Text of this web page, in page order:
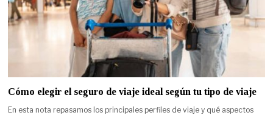
Cómo elegir el seguro de viaje ideal según tu tipo de viaje
En esta nota repasamos los principales perfiles de viaje y qué aspectos